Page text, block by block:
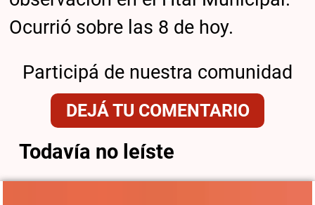
Ocurrió sobre las 8 de hoy.
Participá de nuestra comunidad
DEJÁ TU COMENTARIO
Todavía no leíste